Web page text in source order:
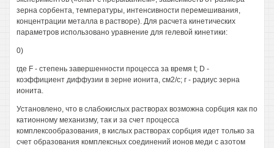
зерна сорбента, температуры, интенсивности перемешивания,
концентрации металла в растворе). Для расчета кинетических
параметров использовано уравнение для гелевой кинетики:
0)
где F - степень завершенности процесса за время t; D -
коэффициент диффузии в зерне ионита, см2/с; г - радиус зерна
ионита.
Установлено, что в слабокислых растворах возможна сорбция как по
катионному механизму, так и за счет процесса
комплексообразования, в кислых растворах сорбция идет только за
счет образования комплексных соединений ионов меди с азотом